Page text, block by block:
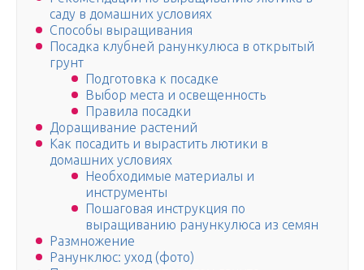
саду в домашних условиях
Способы выращивания
Посадка клубней ранункулюса в открытый
грунт
Подготовка к посадке
Выбор места и освещенность
Правила посадки
Доращивание растений
Как посадить и вырастить лютики в
домашних условиях
Необходимые материалы и
инструменты
Пошаговая инструкция по
выращиванию ранункулюса из семян
Размножение
Ранунклюс: уход (фото)